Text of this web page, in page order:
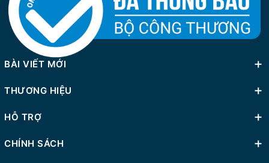
BÀI VIẾT MỚI
THƯƠNG HIỆU
HỖ TRỢ
CHÍNH SÁCH